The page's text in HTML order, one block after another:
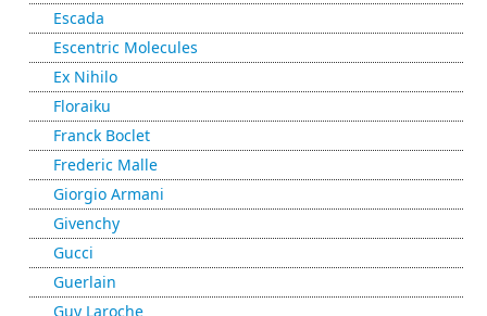
Escada
Escentric Molecules
Ex Nihilo
Floraiku
Franck Boclet
Frederic Malle
Giorgio Armani
Givenchy
Gucci
Guerlain
Guy Laroche